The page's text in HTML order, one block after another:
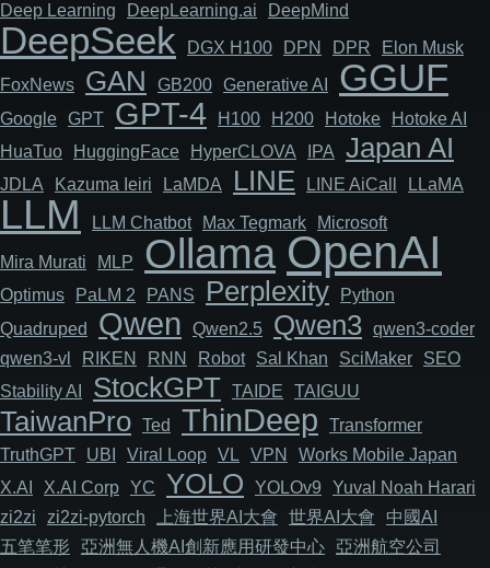
Deep Learning
DeepLearning.ai DeepMind
DeepSeek DGX H100 DPN DPR
Elon Musk
FoxNews
GAN GB200 Generative AI GGUF
Google GPT GPT-4 H100 H200 Hotoke
Hotoke AI
HuaTuo
HuggingFace HyperCLOVA IPA Japan AI
JDLA Kazuma Ieiri LaMDA LINE LINE AiCall LLaMA
LLM LLM Chatbot Max Tegmark Microsoft
Mira Murati MLP Ollama OpenAI
Optimus PaLM 2 PANS Perplexity
Python
Quadruped
Qwen Qwen2.5 Qwen3 qwen3-coder
qwen3-vl
RIKEN RNN Robot Sal Khan SciMaker
SEO
Stability AI
StockGPT TAIDE TAIGUU
TaiwanPro Ted ThinDeep
Transformer
TruthGPT
UBI Viral Loop VL VPN
Works Mobile Japan
X.AI
X.AI Corp YC YOLO YOLOv9
Yuval Noah Harari
zi2zi
zi2zi-pytorch 上海世界AI大會 世界AI大會
中國AI
五笔笔形
亞洲無人機AI創新應用研發中心 亞洲航空公司